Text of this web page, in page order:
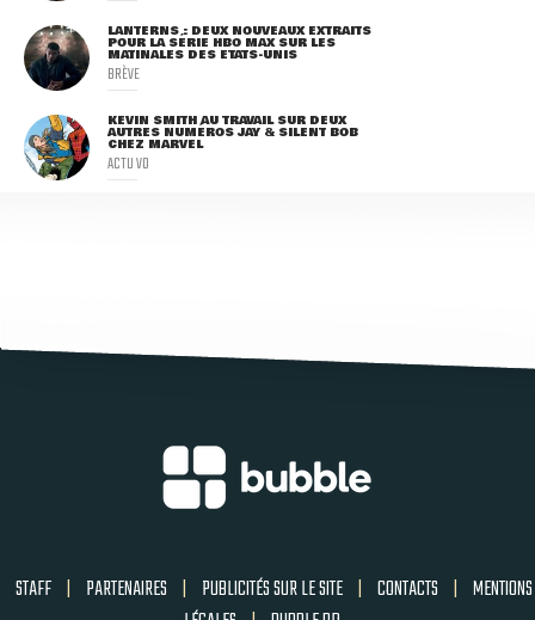
LANTERNS : DEUX NOUVEAUX EXTRAITS
POUR LA SÉRIE HBO MAX SUR LES
MATINALES DES ETATS-UNIS
BRÈVE
KEVIN SMITH AU TRAVAIL SUR DEUX
AUTRES NUMÉROS JAY & SILENT BOB
CHEZ MARVEL
ACTU VO
STAFF | PARTENAIRES | PUBLICITÉS SUR LE SITE | CONTACTS | MENTIONS